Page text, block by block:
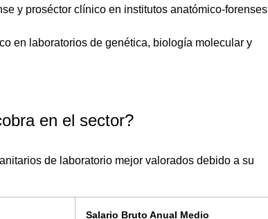
y proséctor clínico en institutos anatómico-forenses
en laboratorios de genética, biología molecular y
en el sector?
de laboratorio mejor valorados debido a su
Salario Bruto Anual Medio